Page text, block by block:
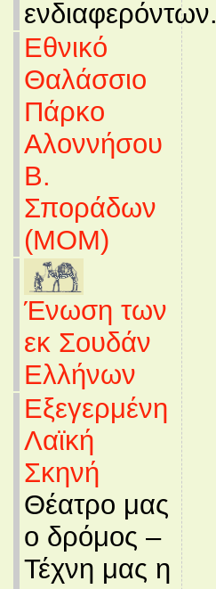
ενδιαφερόντων.
Εθνικό
Θαλάσσιο
Πάρκο
Αλοννήσου
Β.
Σποράδων
(MOM)
Ένωση των
εκ Σουδάν
Ελλήνων
Εξεγερμένη
Λαϊκή
Σκηνή
Θέατρο μας
ο δρόμος –
Τέχνη μας η